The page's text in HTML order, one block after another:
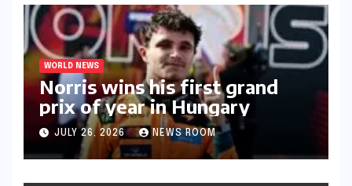
WORLD NEWS
Norris wins his first grand
prix of year in Hungary​​
JULY 26, 2026 NEWS ROOM